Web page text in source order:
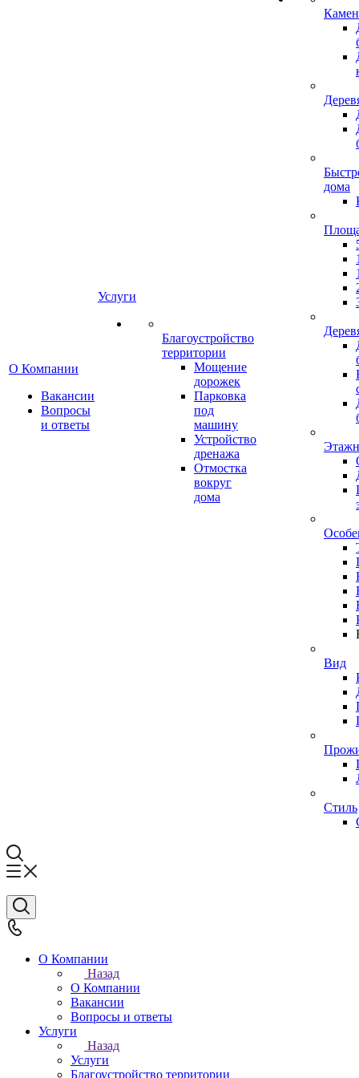
О Компании
Вакансии
Вопросы
и ответы
Услуги
Благоустройство
территории
Мощение
дорожек
Парковка
под
машину
Устройство
дренажа
Отмостка
вокруг
дома
дома
Вид
Стиль
О Компании
Назад
О Компании
Вакансии
Вопросы и ответы
Услуги
Назад
Услуги
Благоустройство территории